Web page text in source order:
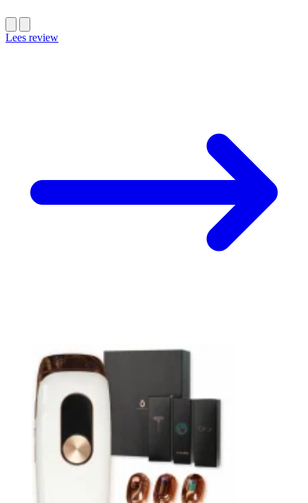
Lees review